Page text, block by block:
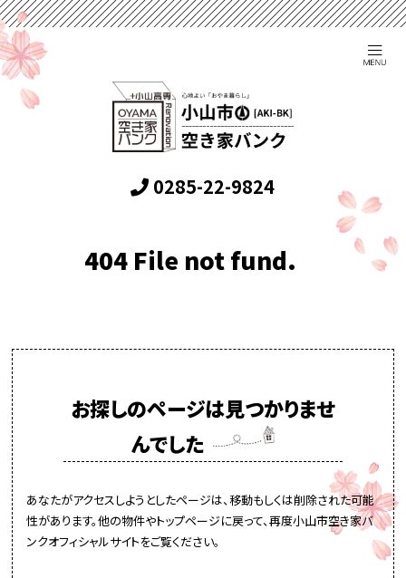
0285-22-9824
404 File not fund.
お探しのページは見つかりませ
んでした
あなたがアクセスしようとしたページは、移動もしくは削除された可能
性があります。他の物件やトップページに戻って、再度小山市空き家バ
ンクオフィシャルサイトをご覧ください。